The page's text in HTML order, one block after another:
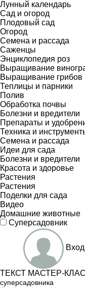
Лунный календарь
Сад и огород
Плодовый сад
Огород
Семена и рассада
Саженцы
Энциклопедия роз
Выращивание
Выращивание грибов
Теплицы и парники
Полив
Обработка почвы
Болезни и вредители
Препараты и
Техника и
Семена и рассада
Идеи для сада
Болезни и вредители
Красота и здоровье
Растения
Растения
Поделки для сада
Видео
Домашние животные
Суперсадовник
Вход
ТЕКСТ МАСТЕР-
суперсадовника